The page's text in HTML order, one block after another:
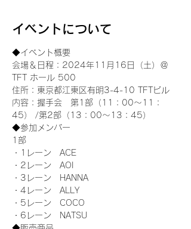
イベントについて
◆イベント概要
会場＆日程：2024年11月16日（土）＠
TFT ホール 500
住所：東京都江東区有明3-4-10 TFTビル
内容：握手会　第1部（11：00～11：
45） /第2部（13：00～13：45）
◆参加メンバー
1部
・1レーン　ACE
・2レーン　AOI
・3レーン　HANNA
・4レーン　ALLY
・5レーン　COCO
・6レーン　NATSU